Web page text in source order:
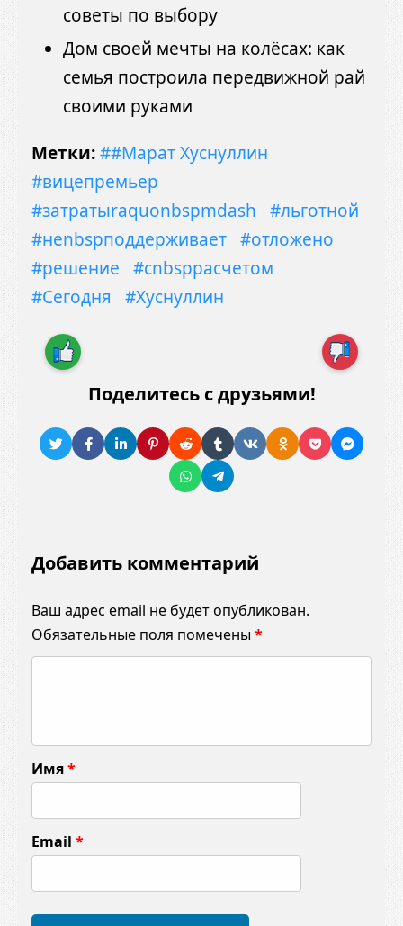
советы по выбору
Дом своей мечты на колёсах: как
семья построила передвижной рай
своими руками
Метки:##Марат Хуснуллин
#вицепремьер
#затратыraquonbspmdash
#льготной
#неnbspподдерживает #отложено
#решение
#сnbspрасчетом
#Сегодня
#Хуснуллин
Поделитесь с друзьями!
Добавить комментарий
Ваш адрес email не будет опубликован.
Обязательные поля помечены *
м
е
т
а
р
и
Имя*
Email *